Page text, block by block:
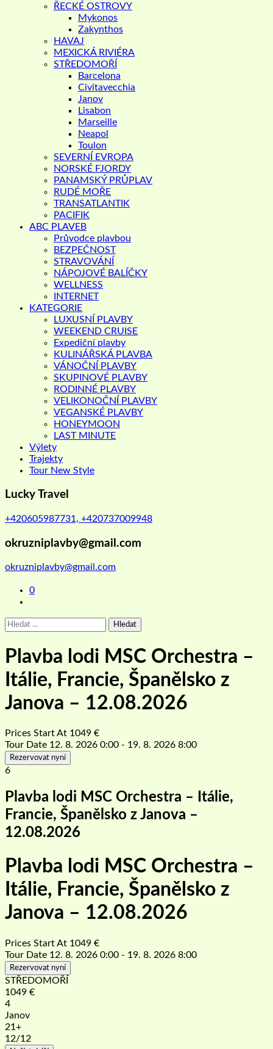
ŘECKÉ OSTROVY
Mykonos
Zakynthos
HAVAJ
MEXICKÁ RIVIÉRA
STŘEDOMOŘÍ
Barcelona
Civitavecchia
Janov
Lisabon
Marseille
Neapol
Toulon
SEVERNÍ EVROPA
NORSKÉ FJORDY
PANAMSKÝ PRŮPLAV
RUDÉ MOŘE
TRANSATLANTIK
PACIFIK
ABC PLAVEB
Průvodce plavbou
BEZPEČNOST
STRAVOVÁNÍ
NÁPOJOVÉ BALÍČKY
WELLNESS
INTERNET
KATEGORIE
LUXUSNÍ PLAVBY
WEEKEND CRUISE
Expediční plavby
KULINÁŘSKÁ PLAVBA
VÁNOČNÍ PLAVBY
SKUPINOVÉ PLAVBY
RODINNÉ PLAVBY
VELIKONOČNÍ PLAVBY
VEGANSKÉ PLAVBY
HONEYMOON
LAST MINUTE
Výlety
Trajekty
Tour New Style
Lucky Travel
+420605987731, +420737009948
okruzniplavby@gmail.com
okruzniplavby@gmail.com
0
Vyhledávání
Plavba lodi MSC Orchestra –
Itálie, Francie, Španělsko z
Janova – 12.08.2026
Prices Start At 1049 €
Tour Date 12. 8. 2026 0:00 - 19. 8. 2026 8:00
Rezervovat nyní
6
Plavba lodi MSC Orchestra – Itálie,
Francie, Španělsko z Janova –
12.08.2026
Plavba lodi MSC Orchestra –
Itálie, Francie, Španělsko z
Janova – 12.08.2026
Prices Start At 1049 €
Tour Date 12. 8. 2026 0:00 - 19. 8. 2026 8:00
Rezervovat nyní
STŘEDOMOŘÍ
1049 €
4
Janov
21+
12/12